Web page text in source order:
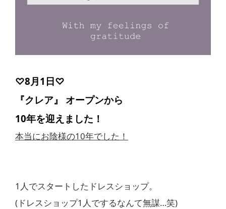
♡8月1日♡
『クレア』 オープンから
10年を迎えました！
本当にお陰様の10年でした！
1人でスタートしたドレスショップ。
(ドレスショップ1人でするなんて無謀…笑)